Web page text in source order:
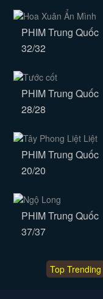
PHIM Trung Quốc
32/32
PHIM Trung Quốc
28/28
PHIM Trung Quốc
20/20
PHIM Trung Quốc
37/37
Top Trending